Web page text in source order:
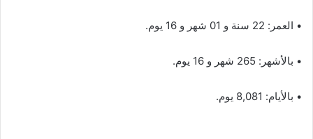
• العمر: 22 سنة و 01 شهر و 16 يوم.
• بالأشهر: 265 شهر و 16 يوم.
• بالأيام: 8,081 يوم.